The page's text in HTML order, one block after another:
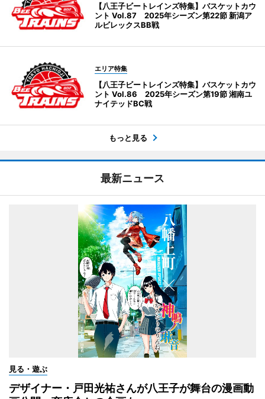
【八王子ビートレインズ特集】バスケットカウ
ント Vol.87 2025年シーズン第22節 新潟ア
ルビレックスBB戦
エリア特集
【八王子ビートレインズ特集】バスケットカウ
ント Vol.86 2025年シーズン第19節 湘南ユ
ナイテッドBC戦
もっと見る
最新ニュース
見る・遊ぶ
デザイナー・戸田光祐さんが八王子が舞台の漫画動